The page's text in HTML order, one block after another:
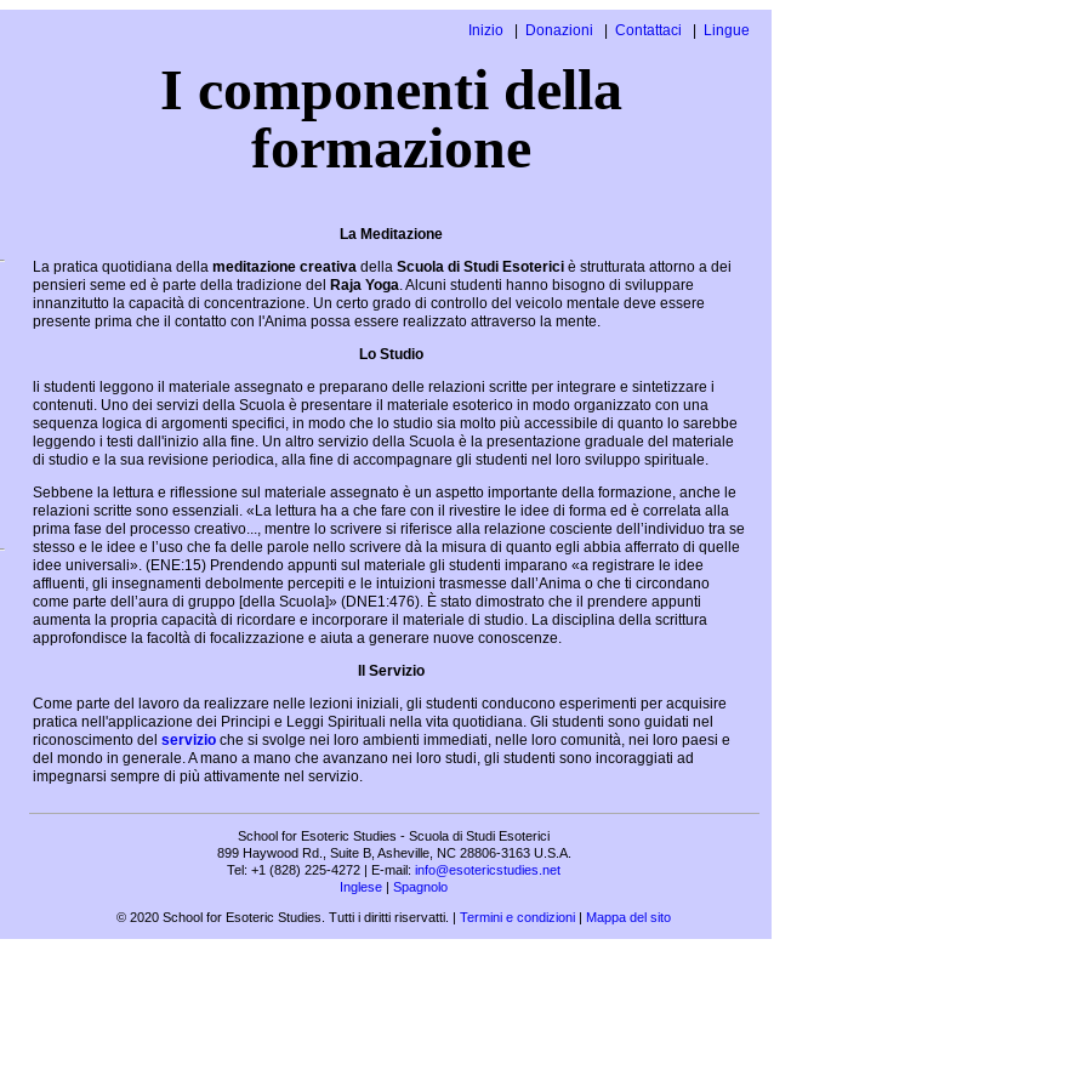
Inizio Donazioni Contattaci
Lingue
I componenti della
formazione
La Meditazione
La pratica quotidiana dellameditazione creativa dellaScuola di Studi Esoterici è strutturata attorno a dei
pensieri seme ed è parte della tradizione del
Raja Yoga. Alcuni studenti hanno bisogno di sviluppare
innanzitutto la capacità di concentrazione. Un certo grado di controllo del veicolo mentale deve essere
presente prima che il contatto con l'Anima possa essere realizzato attraverso la mente.
Lo Studio
li studenti leggono il materiale assegnato e preparano delle relazioni scritte per integrare e sintetizzare i
contenuti. Uno dei servizi della Scuola è presentare il materiale esoterico in modo organizzato con una
sequenza logica di argomenti specifici, in modo che lo studio sia molto più accessibile di quanto lo sarebbe
leggendo i testi dall'inizio alla fine. Un altro servizio della Scuola è la presentazione graduale del materiale
di studio e la sua revisione periodica, alla fine di accompagnare gli studenti nel loro sviluppo spirituale.
Sebbene la lettura e riflessione sul materiale assegnato è un aspetto importante della formazione, anche le
relazioni scritte sono essenziali. «La lettura ha a che fare con il rivestire le idee di forma ed è correlata alla
prima fase del processo creativo..., mentre lo scrivere si riferisce alla relazione cosciente dell’individuo tra se
stesso e le idee e l’uso che fa delle parole nello scrivere dà la misura di quanto egli abbia afferrato di quelle
idee universali». (ENE:15) Prendendo appunti sul materiale gli studenti imparano «a registrare le idee
affluenti, gli insegnamenti debolmente percepiti e le intuizioni trasmesse dall’Anima o che ti circondano
come parte dell’aura di gruppo [della Scuola]» (DNE1:476). È stato dimostrato che il prendere appunti
aumenta la propria capacità di ricordare e incorporare il materiale di studio. La disciplina della scrittura
approfondisce la facoltà di focalizzazione e aiuta a generare nuove conoscenze.
Il Servizio
Come parte del lavoro da realizzare nelle lezioni iniziali, gli studenti conducono esperimenti per acquisire
pratica nell'applicazione dei Principi e Leggi Spirituali nella vita quotidiana. Gli studenti sono guidati nel
riconoscimento delservizio che si svolge nei loro ambienti immediati, nelle loro comunità, nei loro paesi e
del mondo in generale. A mano a mano che avanzano nei loro studi, gli studenti sono incoraggiati ad
impegnarsi sempre di più attivamente nel servizio.
School for Esoteric Studies - Scuola di Studi Esoterici
899 Haywood Rd., Suite B, Asheville, NC 28806-3163 U.S.A.
Tel: +1 (828) 225-4272 | E-mail: info@esotericstudies.net
Inglese | Spagnolo
© 2020 School for Esoteric Studies. Tutti i diritti riservatti. | Termini e condizioni | Mappa del sito